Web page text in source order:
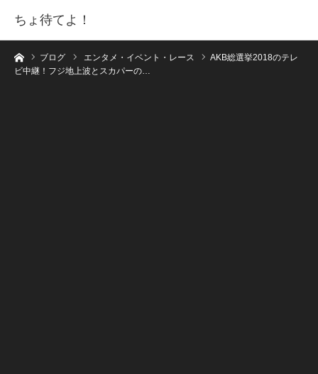
ちょ待てよ！
ホームブログ エンタメ・イベント・レース
AKB総選挙2018のテレ
ビ中継！フジ地上波とスカパーの…